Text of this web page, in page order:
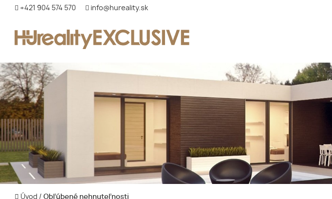
+421 904 574 570 info@hureality.sk
Úvod / Obľúbené nehnuteľnosti